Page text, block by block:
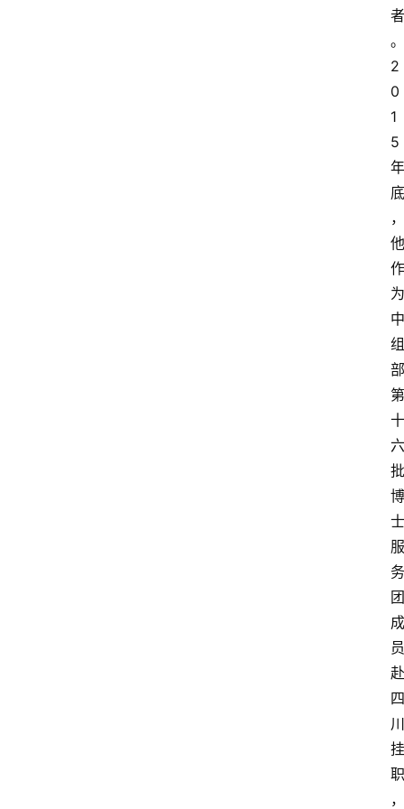
者
。
2
0
1
5
年
底
，
他
作
为
中
组
部
第
十
六
批
博
士
服
务
团
成
员
赴
四
川
挂
职
，